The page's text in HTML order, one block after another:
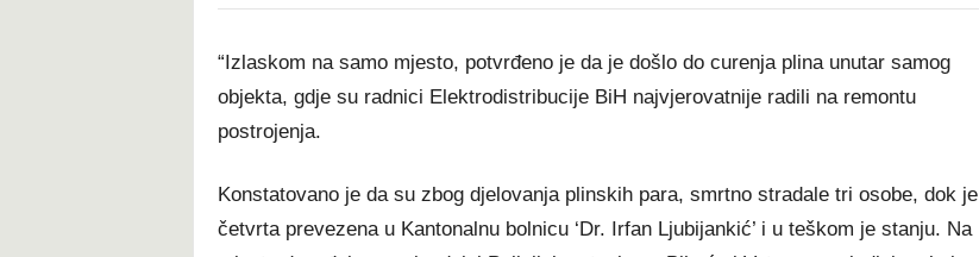
“Izlaskom na samo mjesto, potvrđeno je da je došlo do curenja plina unutar samog
objekta, gdje su radnici Elektrodistribucije BiH najvjerovatnije radili na remontu
postrojenja.
Konstatovano je da su zbog djelovanja plinskih para, smrtno stradale tri osobe, dok je
četvrta prevezena u Kantonalnu bolnicu ‘Dr. Irfan Ljubijankić’ i u teškom je stanju. Na